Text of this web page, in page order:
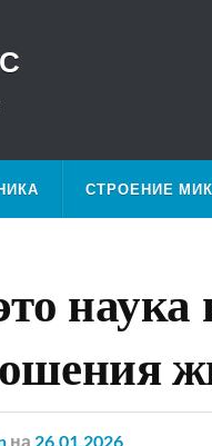
СТРОЕНИЕ
на 26.01.2026